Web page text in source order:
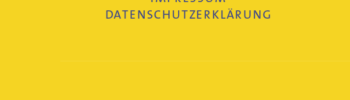
DATENSCHUTZERKLÄRUNG